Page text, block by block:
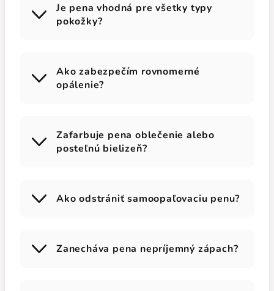
Je pena vhodná pre všetky typy
pokožky?
Ako zabezpečím rovnomerné
opálenie?
Zafarbuje pena oblečenie alebo
posteľnú bielizeň?
Ako odstrániť samoopaľovaciu penu?
Zanecháva pena nepríjemný zápach?